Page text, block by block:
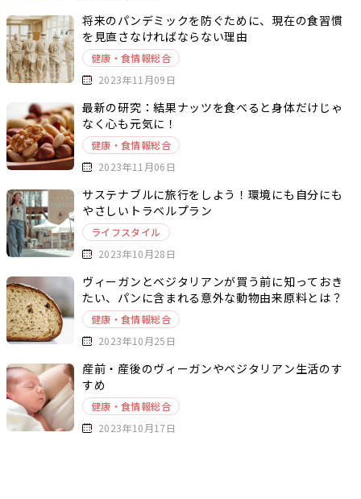
将来のパンデミックを防ぐために、現在の食習慣
を見直さなければならない理由
健康・食情報総合
2023年11月09日
最新の研究：結果ナッツを食べると身体だけじゃ
なく心も元気に！
健康・食情報総合
2023年11月06日
サステナブルに旅行をしよう！環境にも自分にも
やさしいトラベルプラン
ライフスタイル
2023年10月28日
ヴィーガンとベジタリアンが買う前に知っておき
たい、パンに含まれる意外な動物由来原料とは？
健康・食情報総合
2023年10月25日
産前・産後のヴィーガンやベジタリアン生活のす
すめ
健康・食情報総合
2023年10月17日